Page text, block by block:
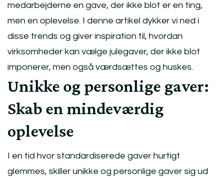
medarbejderne en gave, der ikke blot er en ting,
men en oplevelse. I denne artikel dykker vi ned i
disse trends og giver inspiration til, hvordan
virksomheder kan vælge julegaver, der ikke blot
imponerer, men også værdsættes og huskes.
Unikke og personlige gaver:
Skab en mindeværdig
oplevelse
I en tid hvor standardiserede gaver hurtigt
glemmes, skiller unikke og personlige gaver sig ud